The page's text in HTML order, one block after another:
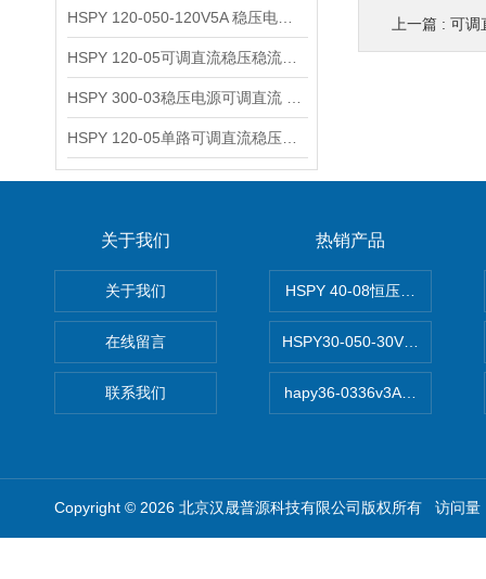
上一篇 : 可调
关于我们
关于我们
在线留言
联系我们
热销产品
HSPY 40-08恒压恒流恒功率
HSPY30-050-30V/-05A可调
hapy36-0336v3A高精度小型
Copyright © 2026 北京汉晟普源科技有限公司版权所有 访问量